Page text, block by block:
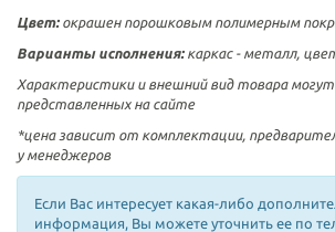
Цвет:окрашен порошковым полимерным
Варианты исполнения: каркас - металл,
Характеристики и внешний вид товара
представленных на сайте
*цена зависит от комплектации,
у менеджеров
Если Вас интересует какая-либо
информация, Вы можете уточнить ее по